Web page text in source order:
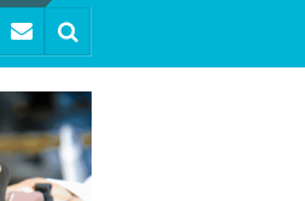
мировые рынки